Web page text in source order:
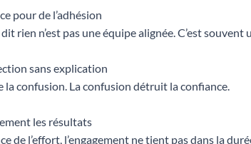
pour de l’adhésion
rien n’est pas une équipe alignée. C’est souvent
sans explication
la confusion. La confusion détruit la confiance.
les résultats
de l’effort, l’engagement ne tient pas dans la